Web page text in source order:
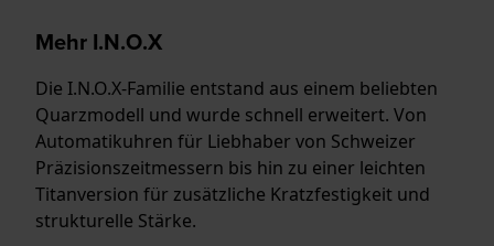
Mehr I.N.O.X
Die I.N.O.X-Familie entstand aus einem beliebten
Quarzmodell und wurde schnell erweitert. Von
Automatikuhren für Liebhaber von Schweizer
Präzisionszeitmessern bis hin zu einer leichten
Titanversion für zusätzliche Kratzfestigkeit und
strukturelle Stärke.